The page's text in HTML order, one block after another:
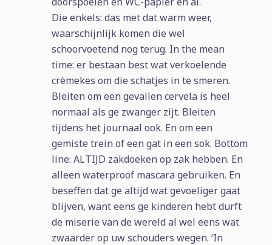
Die enkels: das met dat warm weer,
waarschijnlijk komen die wel
schoorvoetend nog terug. In the mean
time: er bestaan best wat verkoelende
crèmekes om die schatjes in te smeren.
Bleiten om een gevallen cervela is heel
normaal als ge zwanger zijt. Bleiten
tijdens het journaal ook. En om een
gemiste trein of een gat in een sok. Bottom
line: ALTIJD zakdoeken op zak hebben. En
alleen waterproof mascara gebruiken. En
beseffen dat ge altijd wat gevoeliger gaat
blijven, want eens ge kinderen hebt durft
de miserie van de wereld al wel eens wat
zwaarder op uw schouders wegen. ‘In